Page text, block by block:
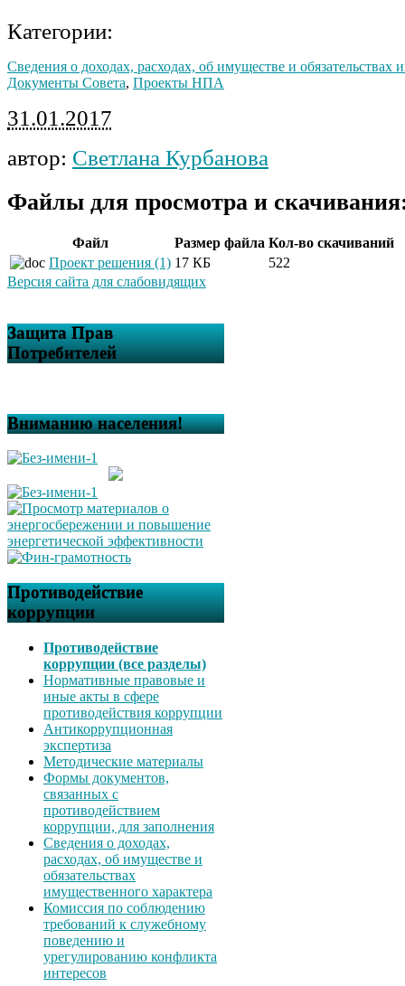
Категории:
Сведения о доходах, расходах, об имуществе и обязательствах
Документы Совета, Проекты НПА
31.01.2017
автор: Светлана Курбанова
Файлы для просмотра и
Файл Размер файла Кол-во скачиваний
Проект решения (1) 17 КБ
522
Версия сайта для слабовидящих
Защита Прав
Потребителей
Вниманию населения!
Противодействие
коррупции
Противодействие
коррупции (все разделы)
Нормативные правовые и
иные акты в сфере
противодействия коррупции
Антикоррупционная
экспертиза
Методические материалы
Формы документов,
связанных с
противодействием
коррупции, для заполнения
Сведения о доходах,
расходах, об имуществе и
обязательствах
имущественного характера
Комиссия по соблюдению
требований к служебному
поведению и
урегулированию конфликта
интересов